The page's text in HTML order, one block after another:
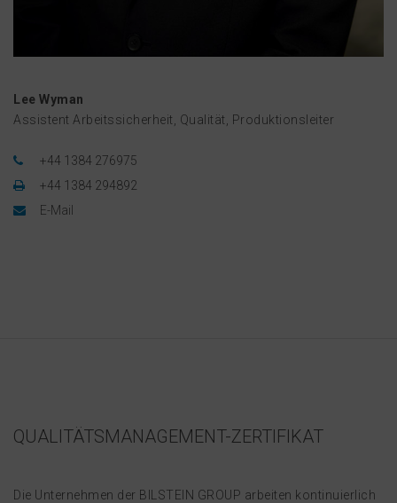
Lee Wyman
Assistent Arbeitssicherheit, Qualität, Produktionsleiter
+44 1384 276975
+44 1384 294892
E-Mail
QUALITÄTSMANAGEMENT-ZERTIFIKAT
Die Unternehmen der BILSTEIN GROUP arbeiten kontinuierlich